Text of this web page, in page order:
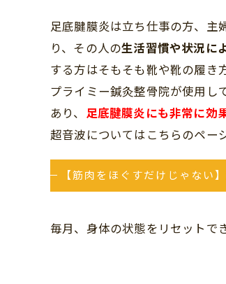
足底腱膜炎は立ち仕事の方、主
り、その人の生活習慣や状況に
する方はそもそも靴や靴の履き
プライミー鍼灸整骨院が使用し
あり、 足底腱膜炎にも非常に効
超音波についてはこちらのペー
【筋肉をほぐすだけじゃない
毎月、身体の状態をリセットで